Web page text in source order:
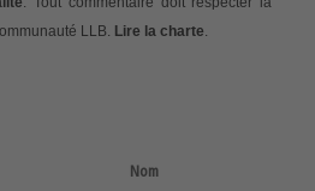
LLB. Lire la charte.
Nom